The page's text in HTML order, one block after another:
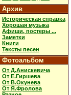
Архив
Историческая справка
Хорошая музыка
Афиши, постеры ...
Заметки
Книги
Тексты песен
Фотоальбом
От Д.Анискевича
От Е.Гиршева
От В.Окунева
От Я.Фролова